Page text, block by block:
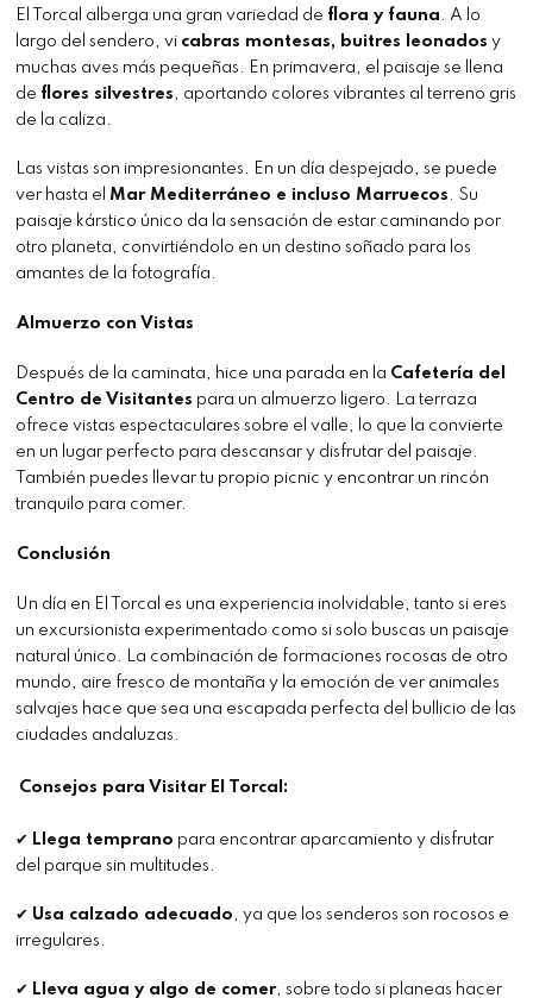
El Torcal alberga una gran variedad de flora y fauna . A lo
largo del sendero, vi cabras montesas, buitres leonados y
muchas aves más pequeñas. En primavera, el paisaje se llena
de flores silvestres , aportando colores vibrantes al terreno gris
de la caliza.
Las vistas son impresionantes. En un día despejado, se puede
ver hasta el Mar Mediterráneo e incluso Marruecos . Su
paisaje kárstico único da la sensación de estar caminando por
otro planeta, convirtiéndolo en un destino soñado para los
amantes de la fotografía.
Almuerzo con Vistas
Después de la caminata, hice una parada en la Cafetería del
Centro de Visitantes para un almuerzo ligero. La terraza
ofrece vistas espectaculares sobre el valle, lo que la convierte
en un lugar perfecto para descansar y disfrutar del paisaje.
También puedes llevar tu propio picnic y encontrar un rincón
tranquilo para comer.
Conclusión
Un día en El Torcal es una experiencia inolvidable, tanto si eres
un excursionista experimentado como si solo buscas un paisaje
natural único. La combinación de formaciones rocosas de otro
mundo, aire fresco de montaña y la emoción de ver animales
salvajes hace que sea una escapada perfecta del bullicio de las
ciudades andaluzas.
Consejos para Visitar El Torcal:
✔ Llega temprano para encontrar aparcamiento y disfrutar
del parque sin multitudes.
✔ Usa calzado adecuado , ya que los senderos son rocosos e
irregulares.
✔ Lleva agua y algo de comer, sobre todo si planeas hacer